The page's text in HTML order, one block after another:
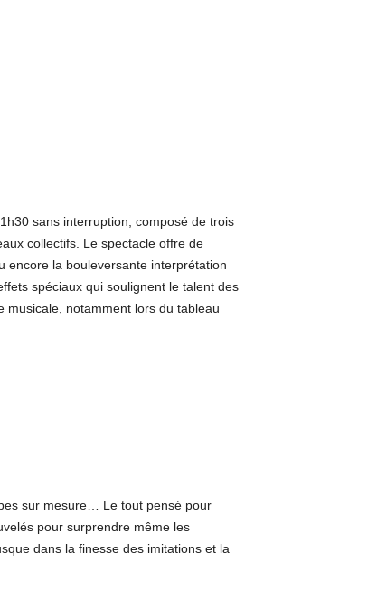
sans interruption, composé de trois
collectifs. Le spectacle offre de
encore la bouleversante interprétation
spéciaux qui soulignent le talent des
musicale, notamment lors du tableau
sur mesure… Le tout pensé pour
pour surprendre même les
dans la finesse des imitations et la